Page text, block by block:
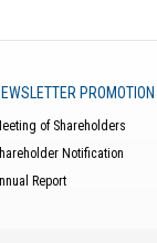
PROMOTION
of Shareholders
Notification
Report